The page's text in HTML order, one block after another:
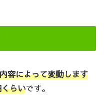
容によって変動します
らいです。